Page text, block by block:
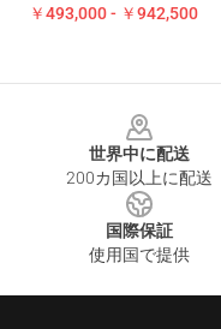
￥493,000 - ￥942,500
世界中に配送
200カ国以上に配送
国際保証
使用国で提供